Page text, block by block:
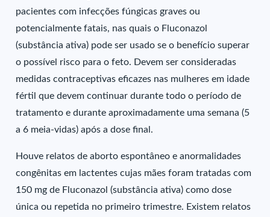
pacientes com infecções fúngicas graves ou
potencialmente fatais, nas quais o Fluconazol
(substância ativa) pode ser usado se o benefício superar
o possível risco para o feto. Devem ser consideradas
medidas contraceptivas eficazes nas mulheres em idade
fértil que devem continuar durante todo o período de
tratamento e durante aproximadamente uma semana (5
a 6 meia-vidas) após a dose final.
Houve relatos de aborto espontâneo e anormalidades
congênitas em lactentes cujas mães foram tratadas com
150 mg de Fluconazol (substância ativa) como dose
única ou repetida no primeiro trimestre. Existem relatos